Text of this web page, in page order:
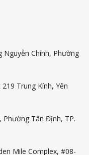
Chính, Phường
Trung Kính, Yên
Phường Tân Định, TP.
Mile Complex, #08-